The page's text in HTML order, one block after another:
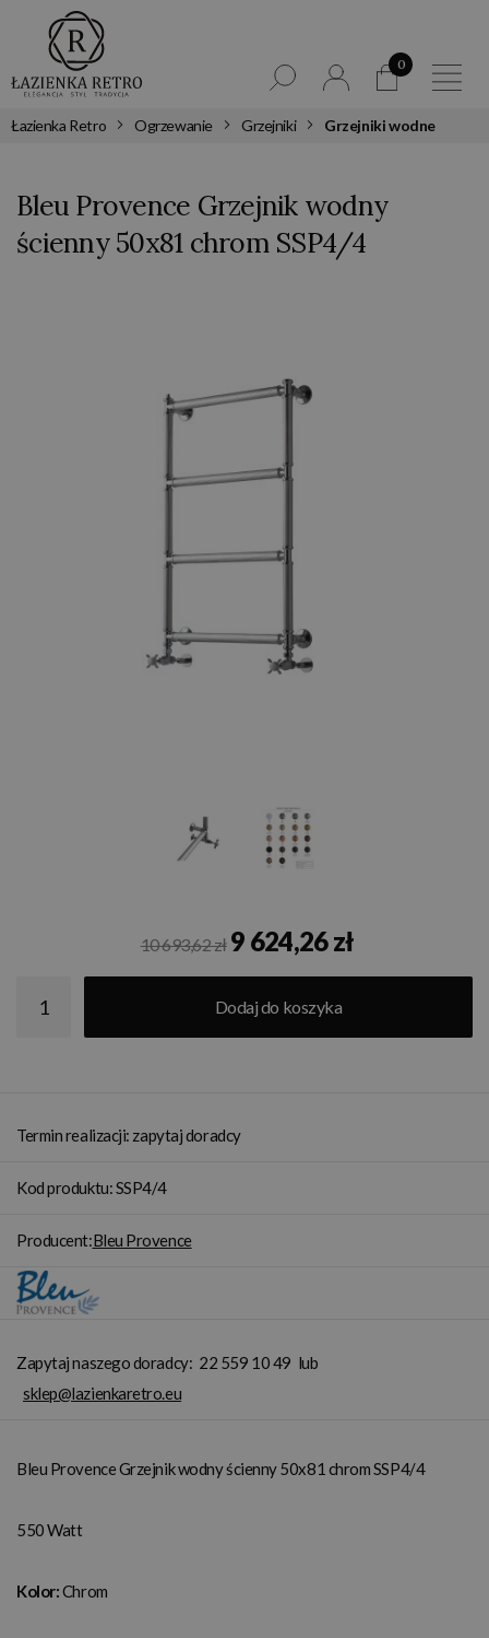
0
Łazienka Retro Ogrzewanie Grzejniki Grzejniki wodne
Bleu Provence Grzejnik wodny
ścienny 50x81 chrom SSP4/4
10 693,62 zł 9 624,26 zł
Dodaj do koszyka
Termin realizacji: zapytaj doradcy
Kod produktu: SSP4/4
Producent:Bleu Provence
Zapytaj naszego doradcy: 22 559 10 49 lub
sklep@lazienkaretro.eu
Bleu Provence Grzejnik wodny ścienny 50x81 chrom SSP4/4
550 Watt
Kolor:Chrom